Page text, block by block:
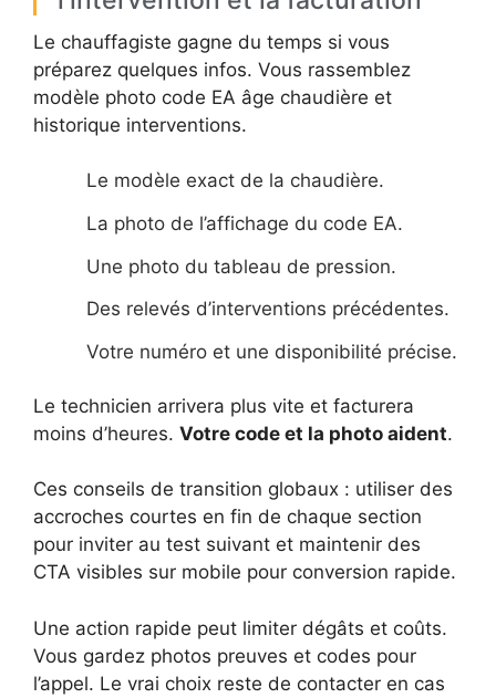
Le chauffagiste gagne du temps si vous
préparez quelques infos. Vous rassemblez
modèle photo code EA âge chaudière et
historique interventions.
Le modèle exact de la chaudière.
La photo de l’affichage du code EA.
Une photo du tableau de pression.
Des relevés d’interventions précédentes.
Votre numéro et une disponibilité précise.
Le technicien arrivera plus vite et facturera
moins d’heures. Votre code et la photo aident.
Ces conseils de transition globaux : utiliser des
accroches courtes en fin de chaque section
pour inviter au test suivant et maintenir des
CTA visibles sur mobile pour conversion rapide.
Une action rapide peut limiter dégâts et coûts.
Vous gardez photos preuves et codes pour
l’appel. Le vrai choix reste de contacter en cas